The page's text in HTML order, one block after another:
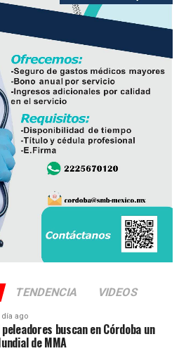
red.
autoridades municipales buscan
hidráulica en las
el acceso al agua potable
que durante años enfrentaron
TENDENCIA VIDEOS
día ago
buscan en Córdoba un
de MMA